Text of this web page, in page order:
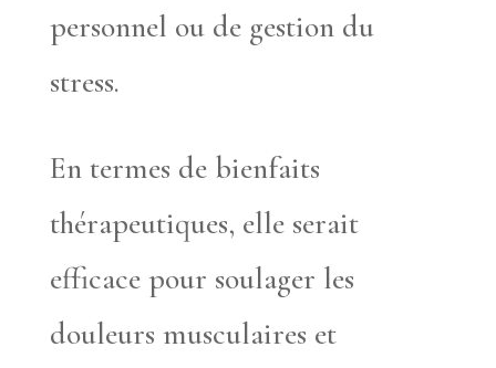
personnel ou de gestion du
stress.
En termes de bienfaits
thérapeutiques, elle serait
efficace pour soulager les
douleurs musculaires et